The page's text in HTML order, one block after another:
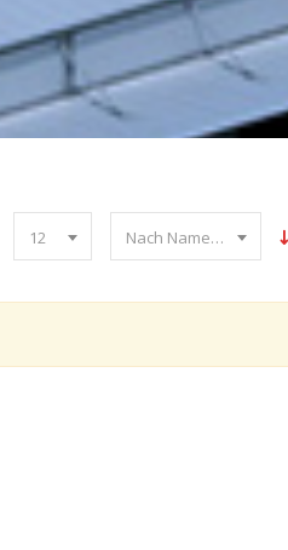
12 Nach Name sortieren